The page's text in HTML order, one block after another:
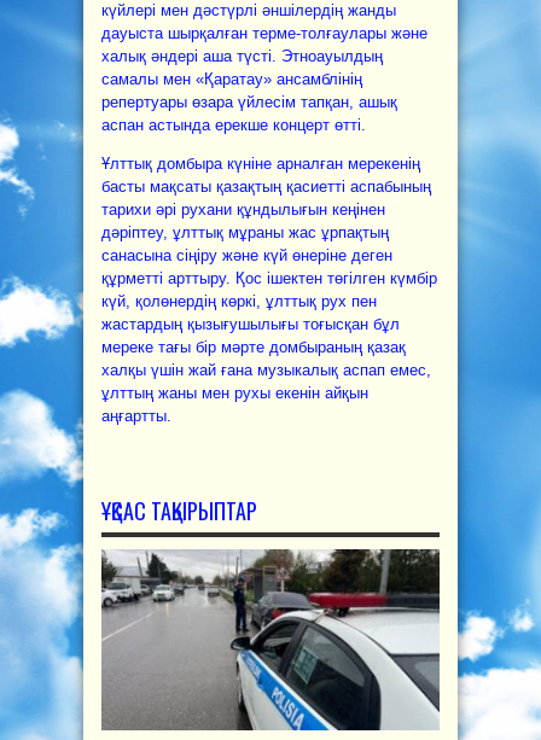
күйлері мен дәстүрлі әншілердің жанды
дауыста шырқалған терме-толғаулары және
халық әндері аша түсті. Этноауылдың
самалы мен «Қаратау» ансамблінің
репертуары өзара үйлесім тапқан, ашық
аспан астында ерекше концерт өтті.
Ұлттық домбыра күніне арналған мерекенің
басты мақсаты қазақтың қасиетті аспабының
тарихи әрі рухани құндылығын кеңінен
дәріптеу, ұлттық мұраны жас ұрпақтың
санасына сіңіру және күй өнеріне деген
құрметті арттыру. Қос ішектен төгілген күмбір
күй, қолөнердің көркі, ұлттық рух пен
жастардың қызығушылығы тоғысқан бұл
мереке тағы бір мәрте домбыраның қазақ
халқы үшін жай ғана музыкалық аспап емес,
ұлттың жаны мен рухы екенін айқын
аңғартты.
ҰҚСАС ТАҚЫРЫПТАР